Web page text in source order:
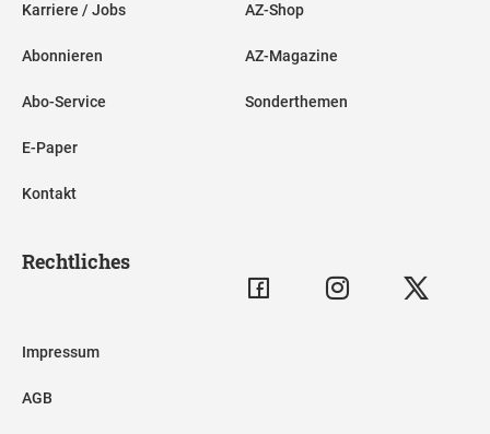
Karriere / Jobs
Abonnieren
Abo-Service
E-Paper
Kontakt
AZ-Shop
AZ-Magazine
Sonderthemen
Rechtliches
Impressum
AGB